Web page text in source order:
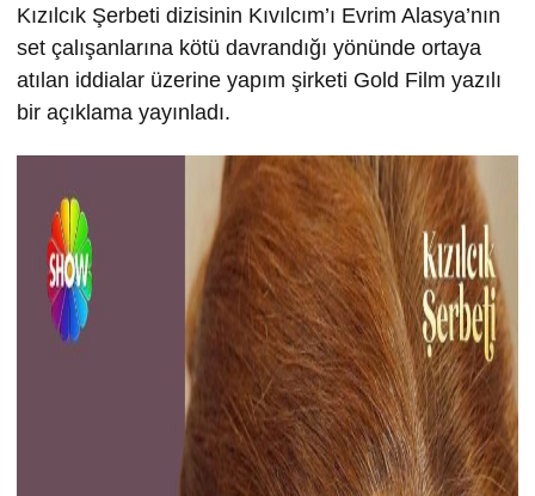
Kızılcık Şerbeti dizisinin Kıvılcım’ı Evrim Alasya’nın
set çalışanlarına kötü davrandığı yönünde ortaya
atılan iddialar üzerine yapım şirketi Gold Film yazılı
bir açıklama yayınladı.